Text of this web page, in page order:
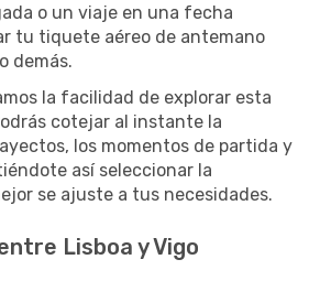
o un viaje en una fecha
tu tiquete aéreo de antemano
demás.
la facilidad de explorar esta
cotejar al instante la
los momentos de partida y
así seleccionar la
se ajuste a tus necesidades.
Lisboa y Vigo